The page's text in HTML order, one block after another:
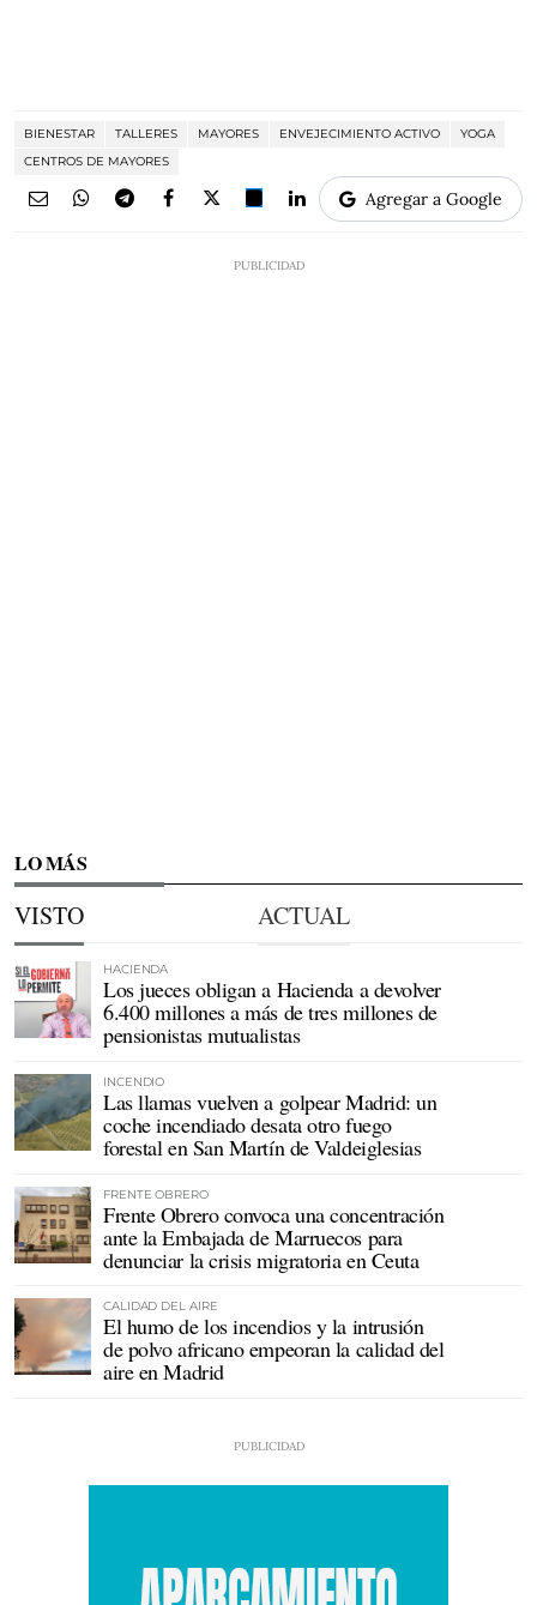
BIENESTAR TALLERES MAYORES ENVEJECIMIENTO ACTIVO
YOGA
CENTROS DE MAYORES
Agregar a Google
LO MÁS
VISTO ACTUAL
HACIENDA
Los jueces obligan a Hacienda a devolver
6.400 millones a más de tres millones de
pensionistas mutualistas
INCENDIO
Las llamas vuelven a golpear Madrid: un
coche incendiado desata otro fuego
forestal en San Martín de Valdeiglesias
FRENTE OBRERO
Frente Obrero convoca una concentración
ante la Embajada de Marruecos para
denunciar la crisis migratoria en Ceuta
CALIDAD DEL AIRE
El humo de los incendios y la intrusión
de polvo africano empeoran la calidad del
aire en Madrid